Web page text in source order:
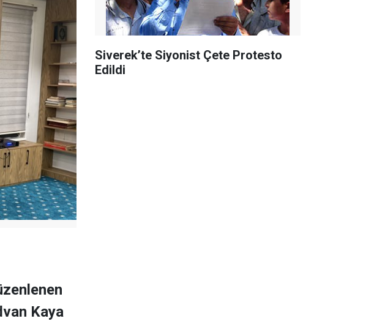
Kaya
Siverek’te Siyonist Çete Protesto
Edildi